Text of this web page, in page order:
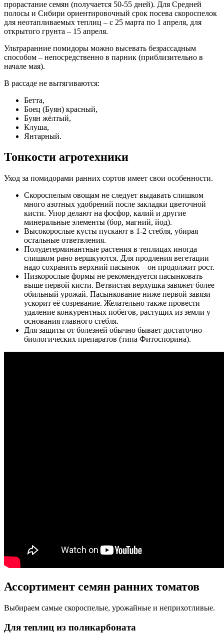
прорастание семян (получается 50-55 дней). Для Средней
полосы и Сибири ориентировочный срок посева скороспелок
для неотапливаемых теплиц – с 25 марта по 1 апреля, для
открытого грунта – 15 апреля.
Ультраранние помидоры можно высевать безрассадным
способом – непосредственно в парник (приблизительно в
начале мая).
В рассаде не вытягиваются:
Бетта,
Боец (Буян) красный,
Буян жёлтый,
Клуша,
Янтарный.
Тонкости агротехники
Уход за помидорами ранних сортов имеет свои особенности.
Скороспелым овощам не следует выдавать слишком
много азотных удобрений после закладки цветочной
кисти. Упор делают на фосфор, калий и другие
минеральные элементы (бор, магний, йод).
Высокорослые кусты пускают в 1-2 стебля, убирая
остальные ответвления.
Полудетерминантные растения в теплицах иногда
слишком рано вершкуются. Для продления вегетации
надо сохранить верхний пасынок – он продолжит рост.
Низкорослые формы не рекомендуется пасынковать
выше первой кисти. Ветвистая верхушка завяжет более
обильный урожай. Пасынкование ниже первой завязи
ускорит её созревание. Желательно также провести
удаление конкурентных побегов, растущих из земли у
основания главного стебля.
Для защиты от болезней обычно бывает достаточно
биологических препаратов (типа Фитоспорина).
Ассортимент семян ранних томатов
Выбираем самые скороспелые, урожайные и неприхотливые.
Для теплиц из поликарбоната